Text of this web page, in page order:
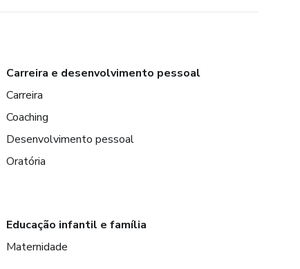
Carreira e desenvolvimento pessoal
Carreira
Coaching
Desenvolvimento pessoal
Oratória
Educação infantil e família
Maternidade